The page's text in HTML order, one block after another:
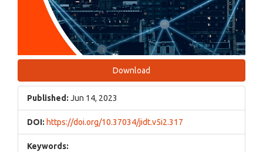
Download
Published: Jun 14, 2023
DOI: https://doi.org/10.37034/jidt.v5i2.317
Keywords: